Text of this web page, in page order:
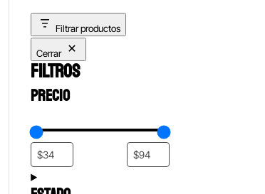
Filtrar productos
Cerrar
FILTROS
PRECIO